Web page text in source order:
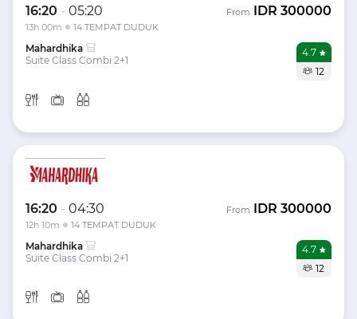
16:20 - 05:20
13h 00m 14 TEMPAT DUDUK
From IDR 300000
Mahardhika
Suite Class Combi 2+1
4.7
12
16:20 - 04:30
12h 10m 14 TEMPAT DUDUK
From IDR 300000
Mahardhika
Suite Class Combi 2+1
4.7
12